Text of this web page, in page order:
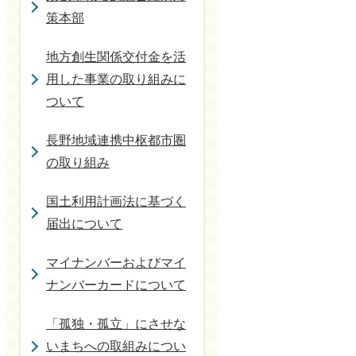
策本部
地方創生関係交付金を活
用した事業の取り組みに
ついて
長野地域連携中枢都市圏
の取り組み
国土利用計画法に基づく
届出について
マイナンバーおよびマイ
ナンバーカードについて
「孤独・孤立」にさせな
いまちへの取組みについ